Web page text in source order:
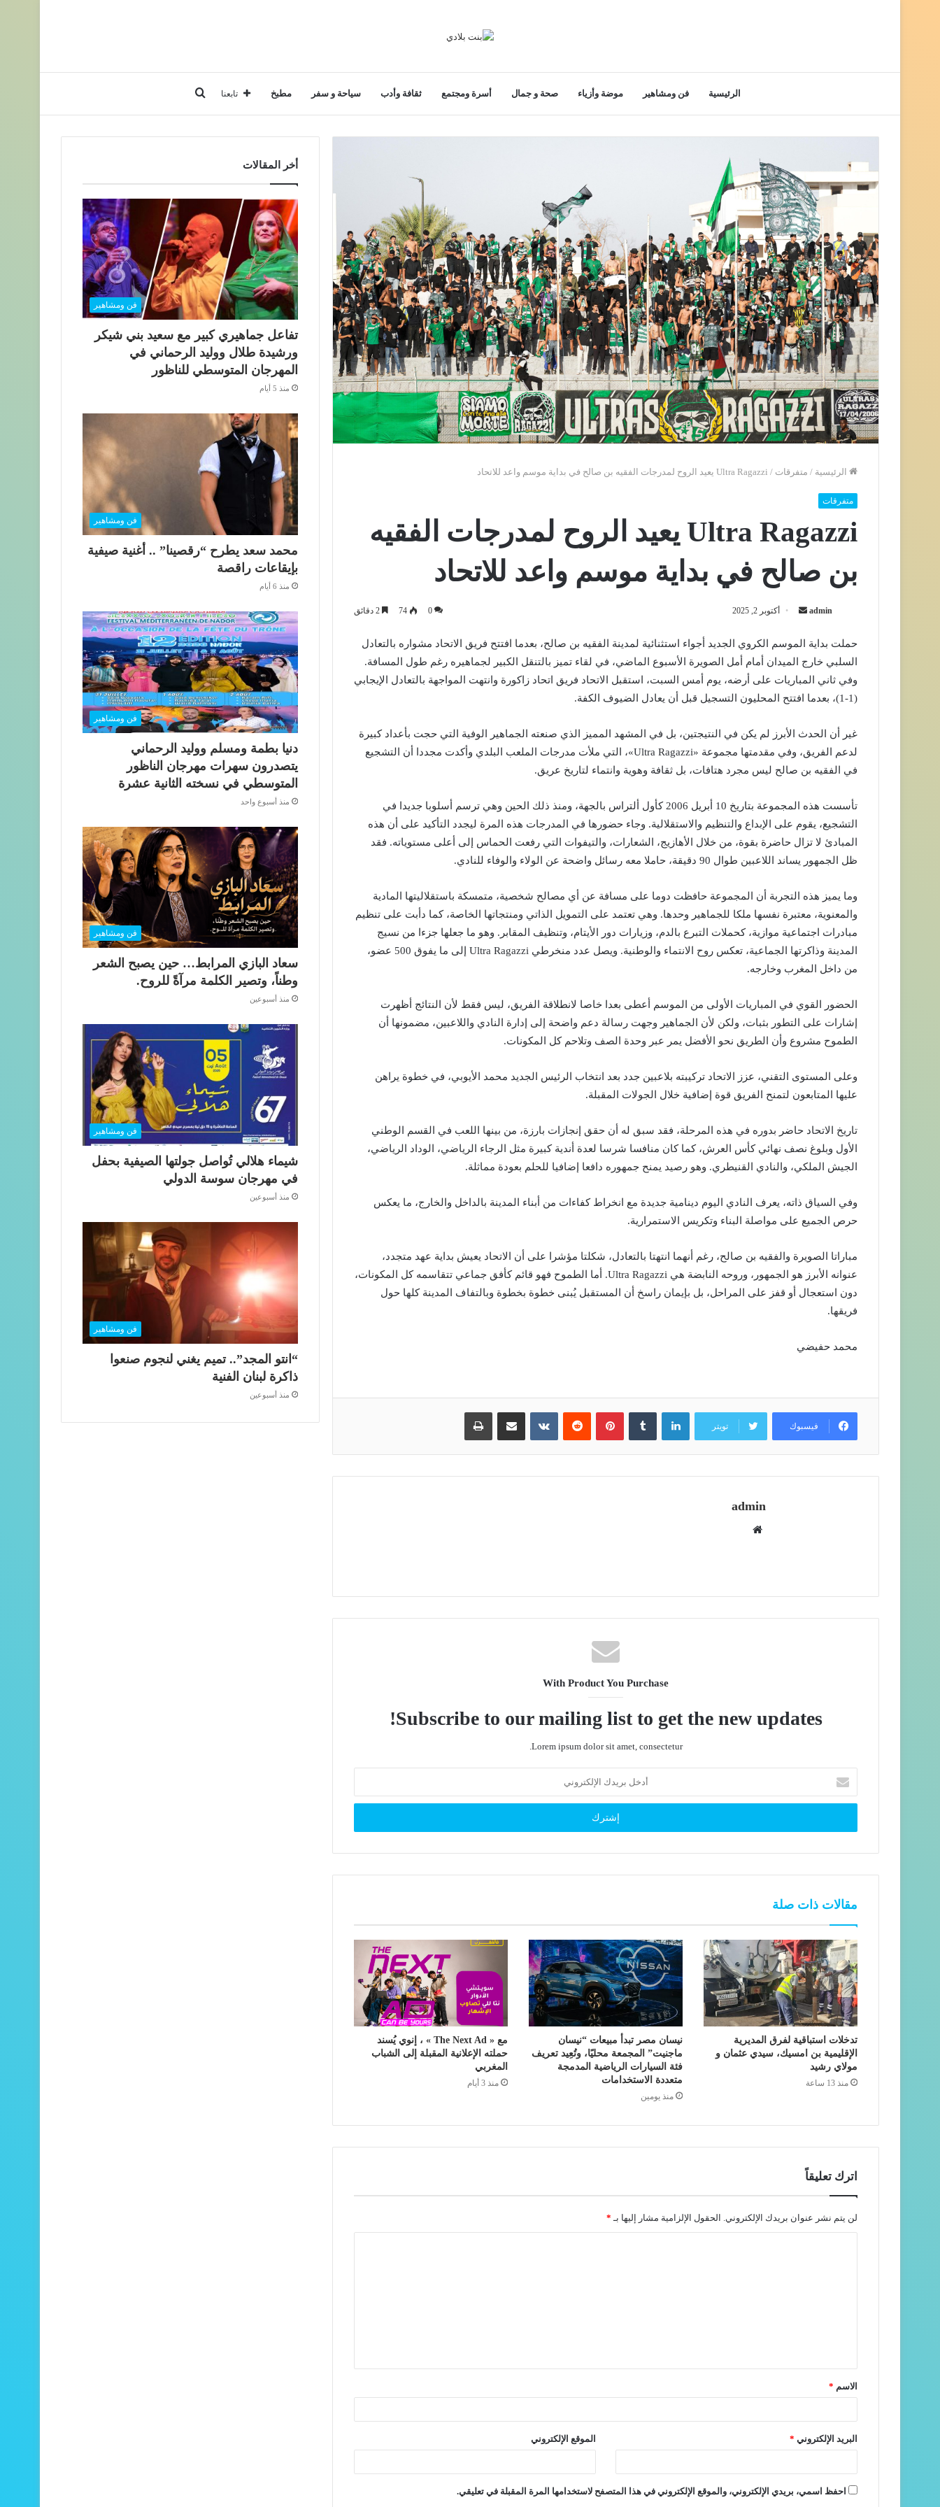
الرئيسية فن ومشاهير موضة وأزياء صحة و جمال أسرة ومجتمع ثقافة وأدب سياحة و سفر مطبخ بحث
عن
تابعنا
الرئيسية / متفرقات / Ultra Ragazzi يعيد الروح لمدرجات الفقيه بن صالح في بداية موسم واعد للاتحاد
متفرقات
Ultra Ragazzi يعيد الروح لمدرجات الفقيه
بن صالح في بداية موسم واعد للاتحاد
admin
أرسل
إلكترونيا
أكتوبر 2, 2025 0
74
حملت بداية الموسم الكروي الجديد أجواء استثنائية لمدينة الفقيه بن صالح، بعدما افتتح فريق الاتحاد مشواره بالتعادل
السلبي خارج الميدان أمام أمل الصويرة الأسبوع الماضي، في لقاء تميز بالتنقل الكبير لجماهيره رغم طول المسافة.
وفي ثاني المباريات على أرضه، يوم أمس السبت، استقبل الاتحاد فريق اتحاد زاكورة وانتهت المواجهة بالتعادل الإيجابي
(1-1)، بعدما افتتح المحليون التسجيل قبل أن يعادل الضيوف الكفة.
غير أن الحدث الأبرز لم يكن في النتيجتين، بل في المشهد المميز الذي صنعته الجماهير الوفية التي حجت بأعداد كبيرة
لدعم الفريق، وفي مقدمتها مجموعة «Ultra Ragazzi»، التي ملأت مدرجات الملعب البلدي وأكدت مجددا أن التشجيع
في الفقيه بن صالح ليس مجرد هتافات، بل ثقافة وهوية وانتماء لتاريخ عريق.
تأسست هذه المجموعة بتاريخ 10 أبريل 2006 كأول ألتراس بالجهة، ومنذ ذلك الحين وهي ترسم أسلوبا جديدا في
التشجيع، يقوم على الإبداع والتنظيم والاستقلالية. وجاء حضورها في المدرجات هذه المرة ليجدد التأكيد على أن هذه
المبادئ لا تزال حاضرة بقوة، من خلال الأهازيج، الشعارات، والتيفوات التي رفعت الحماس إلى أعلى مستوياته. فقد
ظل الجمهور يساند اللاعبين طوال 90 دقيقة، حاملا معه رسائل واضحة عن الولاء والوفاء للنادي.
وما يميز هذه التجربة أن المجموعة حافظت دوما على مسافة عن أي مصالح شخصية، متمسكة باستقلاليتها المادية
والمعنوية، معتبرة نفسها ملكا للجماهير وحدها. وهي تعتمد على التمويل الذاتي ومنتجاتها الخاصة، كما دأبت على تنظيم
مبادرات اجتماعية موازية، كحملات التبرع بالدم، وزيارات دور الأيتام، وتنظيف المقابر. وهو ما جعلها جزءا من نسيج
المدينة وذاكرتها الجماعية، تعكس روح الانتماء والوطنية. ويصل عدد منخرطي Ultra Ragazzi إلى ما يفوق 500 عضو،
من داخل المغرب وخارجه.
الحضور القوي في المباريات الأولى من الموسم أعطى بعدا خاصا لانطلاقة الفريق، ليس فقط لأن النتائج أظهرت
إشارات على التطور بثبات، ولكن لأن الجماهير وجهت رسالة دعم واضحة إلى إدارة النادي واللاعبين، مضمونها أن
الطموح مشروع وأن الطريق نحو الأفضل يمر عبر وحدة الصف وتلاحم كل المكونات.
وعلى المستوى التقني، عزز الاتحاد تركيبته بلاعبين جدد بعد انتخاب الرئيس الجديد محمد الأيوبي، في خطوة يراهن
عليها المتابعون لتمنح الفريق قوة إضافية خلال الجولات المقبلة.
تاريخ الاتحاد حاضر بدوره في هذه المرحلة، فقد سبق له أن حقق إنجازات بارزة، من بينها اللعب في القسم الوطني
الأول وبلوغ نصف نهائي كأس العرش، كما كان منافسا شرسا لعدة أندية كبيرة مثل الرجاء الرياضي، الوداد الرياضي،
الجيش الملكي، والنادي القنيطري. وهو رصيد يمنح جمهوره دافعا إضافيا للحلم بعودة مماثلة.
وفي السياق ذاته، يعرف النادي اليوم دينامية جديدة مع انخراط كفاءات من أبناء المدينة بالداخل والخارج، ما يعكس
حرص الجميع على مواصلة البناء وتكريس الاستمرارية.
مباراتا الصويرة والفقيه بن صالح، رغم أنهما انتهتا بالتعادل، شكلتا مؤشرا على أن الاتحاد يعيش بداية عهد متجدد،
عنوانه الأبرز هو الجمهور، وروحه النابضة هي Ultra Ragazzi. أما الطموح فهو قائم كأفق جماعي تتقاسمه كل المكونات،
دون استعجال أو قفز على المراحل، بل بإيمان راسخ أن المستقبل يُبنى خطوة بخطوة وبالتفاف المدينة كلها حول
فريقها.
محمد حفيضي
فيسبوك تويتر
لينكدإن بينتيريست مشاركة عبر البريد طباعة
admin
With Product You Purchase
Subscribe to our mailing list to get the new updates!
Lorem ipsum dolor sit amet, consectetur.
بريدك
الإلكتروني
مقالات ذات صلة
تدخلات استباقية لفرق المديرية
الإقليمية بن امسيك، سيدي عثمان و
مولاي رشيد
منذ 13 ساعة
نيسان مصر تبدأ مبيعات “نيسان
ماجنيت” المجمعة محليًا، وتُعِيد تعريف
فئة السيارات الرياضية المدمجة
متعددة الاستخدامات
منذ يومين
مع « The Next Ad » ، إنوي يُسند
حملته الإعلانية المقبلة إلى الشباب
المغربي
منذ 3 أيام
اترك تعليقاً
لن يتم نشر عنوان بريدك الإلكتروني. الحقول الإلزامية مشار إليها بـ *
الاسم *
البريد الإلكتروني * الموقع الإلكتروني
احفظ اسمي، بريدي الإلكتروني، والموقع الإلكتروني في هذا المتصفح لاستخدامها المرة المقبلة في تعليقي.
أخر المقالات
فن ومشاهير
تفاعل جماهيري كبير مع سعيد بني شيكر
ورشيدة طلال ووليد الرحماني في
المهرجان المتوسطي للناظور
منذ 5 أيام
فن ومشاهير
محمد سعد يطرح “رقصينا” .. أغنية صيفية
بإيقاعات راقصة
منذ 6 أيام
فن ومشاهير
دنيا بطمة ومسلم ووليد الرحماني
يتصدرون سهرات مهرجان الناظور
المتوسطي في نسخته الثانية عشرة
منذ أسبوع واحد
فن ومشاهير
سعاد البازي المرابط… حين يصبح الشعر
وطناً، وتصير الكلمة مرآةً للروح.
منذ أسبوعين
فن ومشاهير
شيماء هلالي تُواصل جولتها الصيفية بحفل
في مهرجان سوسة الدولي
منذ أسبوعين
فن ومشاهير
“انتو المجد”.. تميم يغني لنجوم صنعوا
ذاكرة لبنان الفنية
منذ أسبوعين